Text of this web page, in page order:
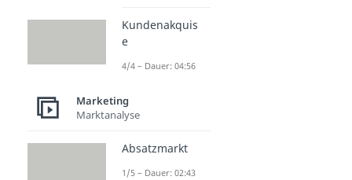
ung)
Kundenakquis
e
4/4 – Dauer: 04:56
Marketing
Marktanalyse
Absatzmarkt
1/5 – Dauer: 02:43